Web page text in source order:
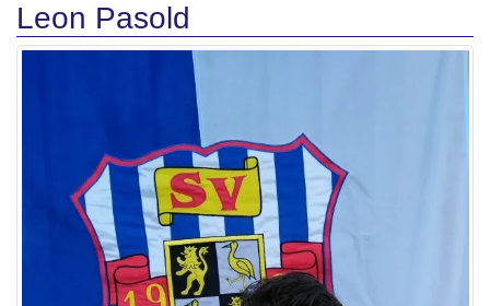
Leon Pasold